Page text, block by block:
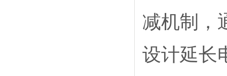
减机制，
设计延长